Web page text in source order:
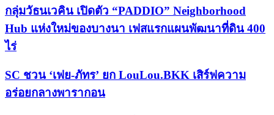
กลุ่มวัธนเวคิน เปิดตัว “PADDIO” Neighborhood
Hub แห่งใหม่ของบางนา เฟสแรกแผนพัฒนาที่ดิน 400
ไร่
SC ชวน ‘เฟย-ภัทร’ ยก LouLou.BKK เสิร์ฟความ
อร่อยกลางพารากอน